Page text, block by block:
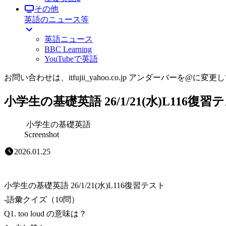
その他
英語のニュース等
英語ニュース
BBC Learning
YouTubeで英語
お問い合わせは、itfujii_yahoo.co.jp アンダーバーを@に変更し
小学生の基礎英語 26/1/21(水)L116復習
小学生の基礎英語
Screenshot
2026.01.25
小学生の基礎英語 26/1/21(水)L116復習テスト
-語彙クイズ（10問）
Q1. too loud の意味は？